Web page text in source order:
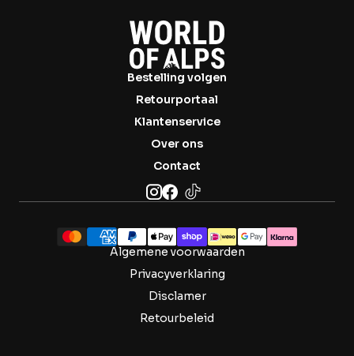
Bestelling volgen
Retourportaal
Klantenservice
Over ons
Contact
Algemene voorwaarden
Privacyverklaring
Disclamer
Retourbeleid